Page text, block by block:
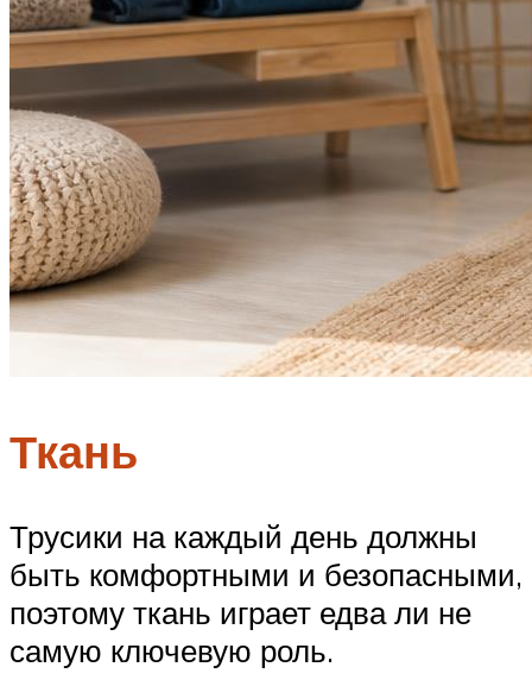
Ткань
Трусики на каждый день должны
быть комфортными и безопасными,
поэтому ткань играет едва ли не
самую ключевую роль.